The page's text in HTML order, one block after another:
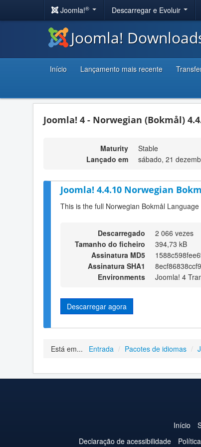
Joomla!® Descarregar e Evoluir
Joomla!
Início Lançamento mais recente
Joomla! 4 - Norwegian (Bokmål)
Maturity
Stable
Lançado em
sábado, 21
Joomla! 4.4.10 Norwegian
This is the full Norwegian Bokmål
Descarregado
2 066 vezes
Tamanho do ficheiro
394,73 kB
Assinatura MD5
Assinatura SHA1
Environments
Joomla! 4
Descarregar agora
Está em... Entrada / Pacotes de idiomas /
Início
Declaração de acessibilidade